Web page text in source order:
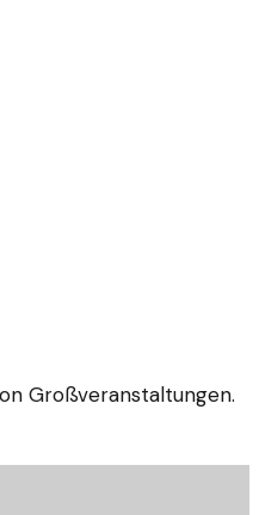
Großveranstaltungen.